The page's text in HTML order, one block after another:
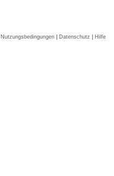
Nutzungsbedingungen | Datenschutz | Hilfe